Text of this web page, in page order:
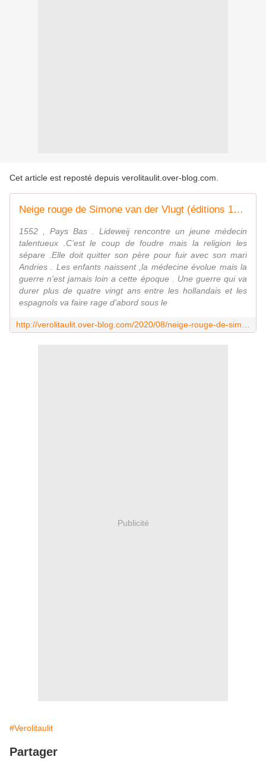
Cet article est reposté depuis verolitaulit.over-blog.com
Neige rouge de Simone van der Vlugt (éditions 10/18)
1552 , Pays Bas . Lideweij rencontre un jeune médecin
talentueux .C’est le coup de foudre mais la religion les
sépare .Elle doit quitter son père pour fuir avec son mari
Andries . Les enfants naissent ,la médecine évolue mais la
guerre n’est jamais loin a cette époque . Une guerre qui va
durer plus de quatre vingt ans entre les hollandais et les
espagnols va faire rage d’abord sous le
Publicité
#Verolitaulit
Partager